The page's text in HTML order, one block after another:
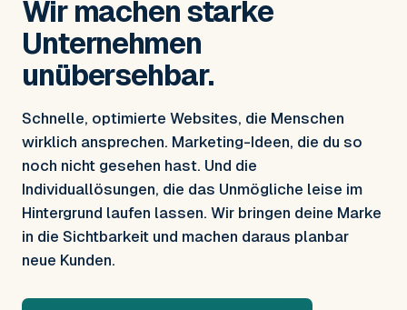
Wir machen starke
Unternehmen
unübersehbar.
Schnelle, optimierte Websites, die Menschen
wirklich ansprechen. Marketing-Ideen, die du so
noch nicht gesehen hast. Und die
Individuallösungen, die das Unmögliche leise im
Hintergrund laufen lassen. Wir bringen deine Marke
in die Sichtbarkeit und machen daraus planbar
neue Kunden.